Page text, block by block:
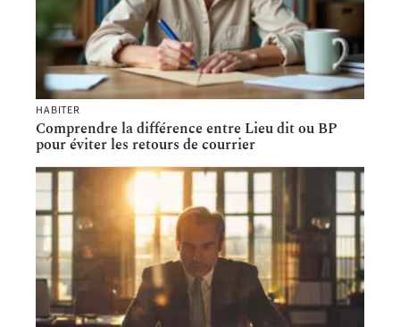
HABITER
Comprendre la différence entre Lieu dit ou BP
pour éviter les retours de courrier